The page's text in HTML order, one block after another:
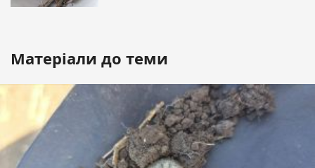
Матеріали до теми